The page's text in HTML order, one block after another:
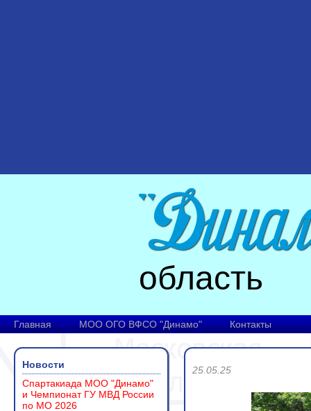
область
Главная МОО ОГО ВФСО "Динамо" Контакты
Новости
Спартакиада МОО "Динамо"
и Чемпионат ГУ МВД России
по МО 2026
25.05.25